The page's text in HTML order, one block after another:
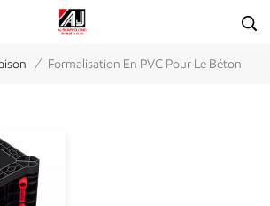
/ Formalisation En PVC Pour Le Béton